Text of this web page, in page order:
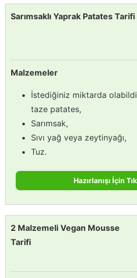
Sarımsaklı Yaprak Patates Tarifi
Malzemeler
İstediğiniz miktarda
taze patates,
Sarımsak,
Sıvı yağ veya zeytinyağı,
Tuz.
Hazırlanışı İçin
2 Malzemeli Vegan Mousse
Tarifi